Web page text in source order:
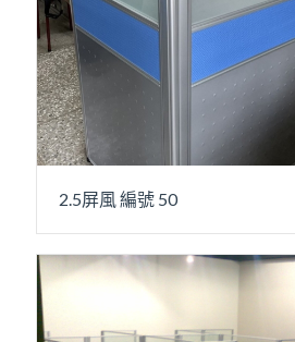
2.5屏風 編號 50